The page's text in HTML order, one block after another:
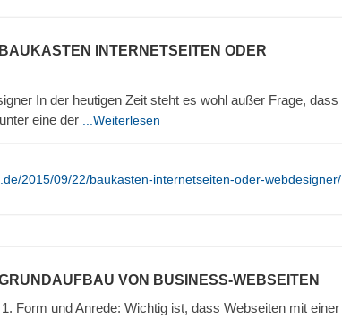
INTERNETSEITEN ODER
In der heutigen Zeit steht es wohl außer Frage, dass
eine der
...Weiterlesen
2015/09/22/baukasten-internetseiten-oder-webdesigner/
VON BUSINESS-WEBSEITEN
Form und Anrede: Wichtig ist, dass Webseiten mit einer